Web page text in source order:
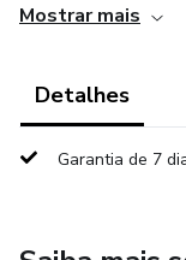
✔ 30 prompts
✔ Estrutura
Mostrar mais
Detalhes
Garantia de 7